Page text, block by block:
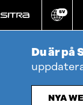
direkt
till
Ändra
språk
SV
Du är på
NYA